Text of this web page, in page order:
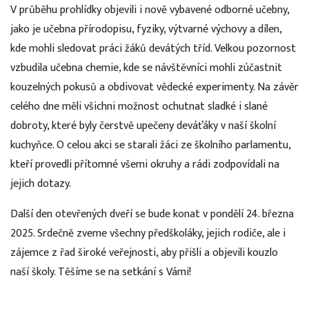
V průběhu prohlídky objevili i nově vybavené odborné učebny,
jako je učebna přírodopisu, fyziky, výtvarné výchovy a dílen,
kde mohli sledovat práci žáků devátých tříd. Velkou pozornost
vzbudila učebna chemie, kde se návštěvníci mohli zúčastnit
kouzelných pokusů a obdivovat vědecké experimenty. Na závěr
celého dne měli všichni možnost ochutnat sladké i slané
dobroty, které byly čerstvě upečeny deváťáky v naší školní
kuchyňce. O celou akci se starali žáci ze školního parlamentu,
kteří provedli přítomné všemi okruhy a rádi zodpovídali na
jejich dotazy.
Další den otevřených dveří se bude konat v pondělí 24. března
2025. Srdečně zveme všechny předškoláky, jejich rodiče, ale i
zájemce z řad široké veřejnosti, aby přišli a objevili kouzlo
naší školy. Těšíme se na setkání s Vámi!